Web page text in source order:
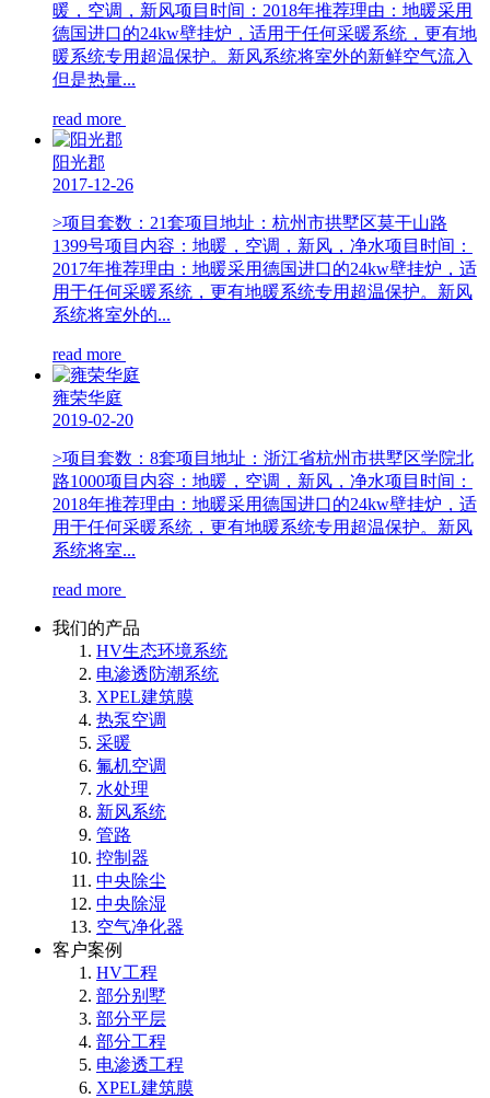
暖，空调，新风项目时间：2018年推荐理由：地暖采用
德国进口的24kw壁挂炉，适用于任何采暖系统，更有地
暖系统专用超温保护。新风系统将室外的新鲜空气流入
但是热量...
read more
阳光郡
2017-12-26
>项目套数：21套项目地址：杭州市拱墅区莫干山路
1399号项目内容：地暖，空调，新风，净水项目时间：
2017年推荐理由：地暖采用德国进口的24kw壁挂炉，适
用于任何采暖系统，更有地暖系统专用超温保护。新风
系统将室外的...
read more
雍荣华庭
2019-02-20
>项目套数：8套项目地址：浙江省杭州市拱墅区学院北
路1000项目内容：地暖，空调，新风，净水项目时间：
2018年推荐理由：地暖采用德国进口的24kw壁挂炉，适
用于任何采暖系统，更有地暖系统专用超温保护。新风
系统将室...
read more
我们的产品
HV生态环境系统
电渗透防潮系统
XPEL建筑膜
热泵空调
采暖
氟机空调
水处理
新风系统
管路
控制器
中央除尘
中央除湿
空气净化器
客户案例
HV工程
部分别墅
部分平层
部分工程
电渗透工程
XPEL建筑膜